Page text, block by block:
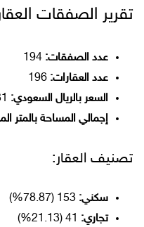
تقرير الصفقات
عدد الصفقات:
عدد العقارات:
السعر بالريال السعودي:
إجمالي المساحة بالمتر
تصنيف العقار:
سكني:
تجاري: